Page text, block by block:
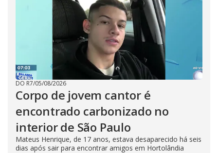
DO R7/05/08/2026
Corpo de jovem cantor é
encontrado carbonizado no
interior de São Paulo
Mateus Henrique, de 17 anos, estava desaparecido há seis
dias após sair para encontrar amigos em Hortolândia